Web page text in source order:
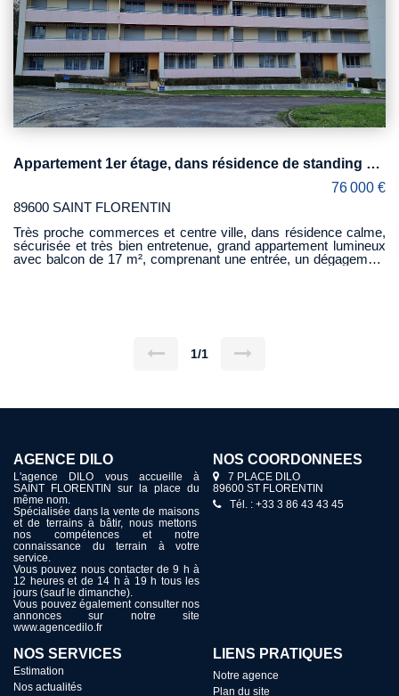
demande
Appartement 1er étage, dans résidence de standing 94 m2
76 000 €
89600 SAINT FLORENTIN
Très proche commerces et centre ville, dans résidence calme,
sécurisée et très bien entretenue, grand appartement lumineux
avec balcon de 17 m², comprenant une entrée, un dégagement
1/1
AGENCE DILO
L'agence DILO vous accueille à
SAINT FLORENTIN sur la place du
même nom.
Spécialisée dans la vente de maisons
et de terrains à bâtir, nous mettons
nos compétences et notre
connaissance du terrain à votre
service.
Vous pouvez nous contacter de 9 h à
12 heures et de 14 h à 19 h tous les
jours (sauf le dimanche).
Vous pouvez également consulter nos
annonces sur notre site
www.agencedilo.fr
NOS COORDONNÉES
7 PLACE DILO
89600 ST FLORENTIN
Tél. : +33 3 86 43 43 45
NOS SERVICES
Estimation
Nos actualités
LIENS PRATIQUES
Notre agence
Plan du site